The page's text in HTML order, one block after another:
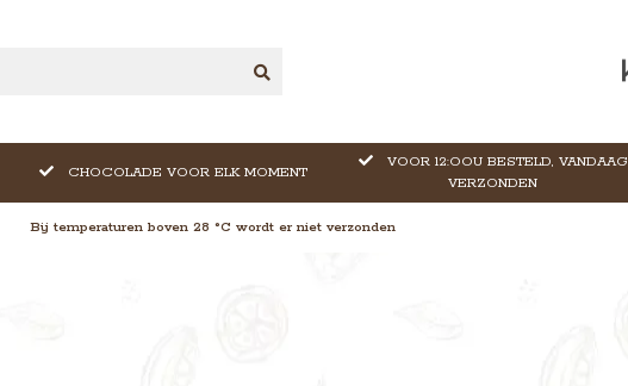
CHOCOLADE VOOR ELK MOMENT
VOOR 12:OOU BESTELD, VANDAAG
VERZONDEN
Bij temperaturen boven 28 °C wordt er niet verzonden